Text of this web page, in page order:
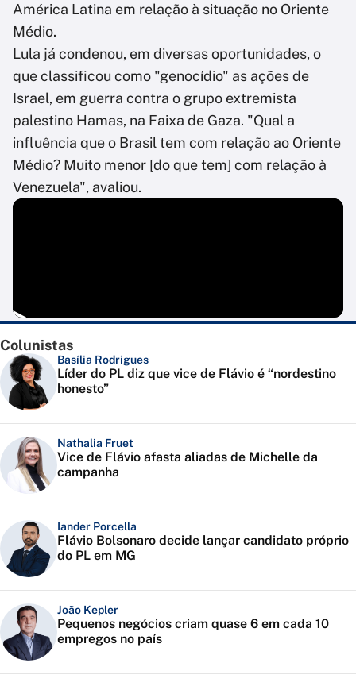
América Latina em relação à situação no Oriente
Médio.
Lula já condenou, em diversas oportunidades, o
que classificou como "genocídio" as ações de
Israel, em guerra contra o grupo extremista
palestino Hamas, na Faixa de Gaza. "Qual a
influência que o Brasil tem com relação ao Oriente
Médio? Muito menor [do que tem] com relação à
Venezuela", avaliou.
Colunistas
Basília Rodrigues
Líder do PL diz que vice de Flávio é “nordestino
honesto”
Nathalia Fruet
Vice de Flávio afasta aliadas de Michelle da
campanha
Iander Porcella
Flávio Bolsonaro decide lançar candidato próprio
do PL em MG
João Kepler
Pequenos negócios criam quase 6 em cada 10
empregos no país